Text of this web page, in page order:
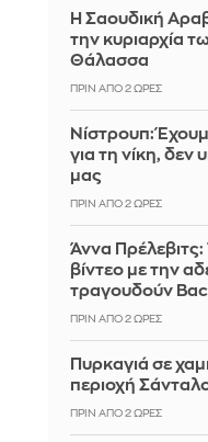
Η Σαουδική
την κυριαρχία
Θάλασσα
ΠΡΙΝ ΑΠΌ 2 ΏΡΕΣ
Νίστρουπ:
για τη νίκη, δεν
μας
ΠΡΙΝ ΑΠΌ 2 ΏΡΕΣ
Άννα
βίντεο με την
τραγουδούν
ΠΡΙΝ ΑΠΌ 2 ΏΡΕΣ
Πυρκαγιά σε
περιοχή
ΠΡΙΝ ΑΠΌ 2 ΏΡΕΣ